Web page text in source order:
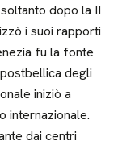
dopo la II
i suoi rapporti
fu la fonte
degli
iniziò a
internazionale.
dai centri